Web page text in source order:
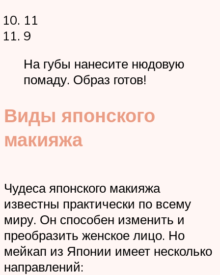
11
9
На губы нанесите нюдовую
помаду. Образ готов!
Виды японского
макияжа
Чудеса японского макияжа
известны практически по всему
миру. Он способен изменить и
преобразить женское лицо. Но
мейкап из Японии имеет несколько
направлений: